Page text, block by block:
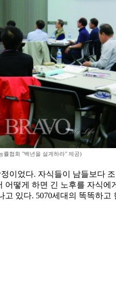
률협회 "백년을 설계하라" 제공)
이었다. 자식들이 남들보다
떻게 하면 긴 노후를 자식
있다. 5070세대의 똑똑하